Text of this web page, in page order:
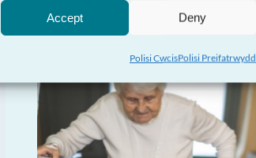
Accept Deny
Polisi CwcisPolisi Preifatrwydd